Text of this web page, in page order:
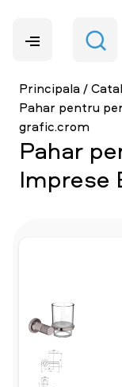
Principala/
Pahar pentru
grafic.crom
Pahar
Imprese